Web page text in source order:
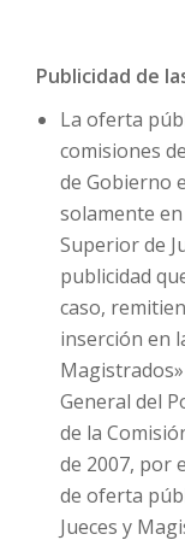
Publicidad de
La oferta
comisiones
de Gobierno
solamente
Superior de
publicidad
caso,
inserción en
General del
de la
de 2007, por
de oferta
Jueces y